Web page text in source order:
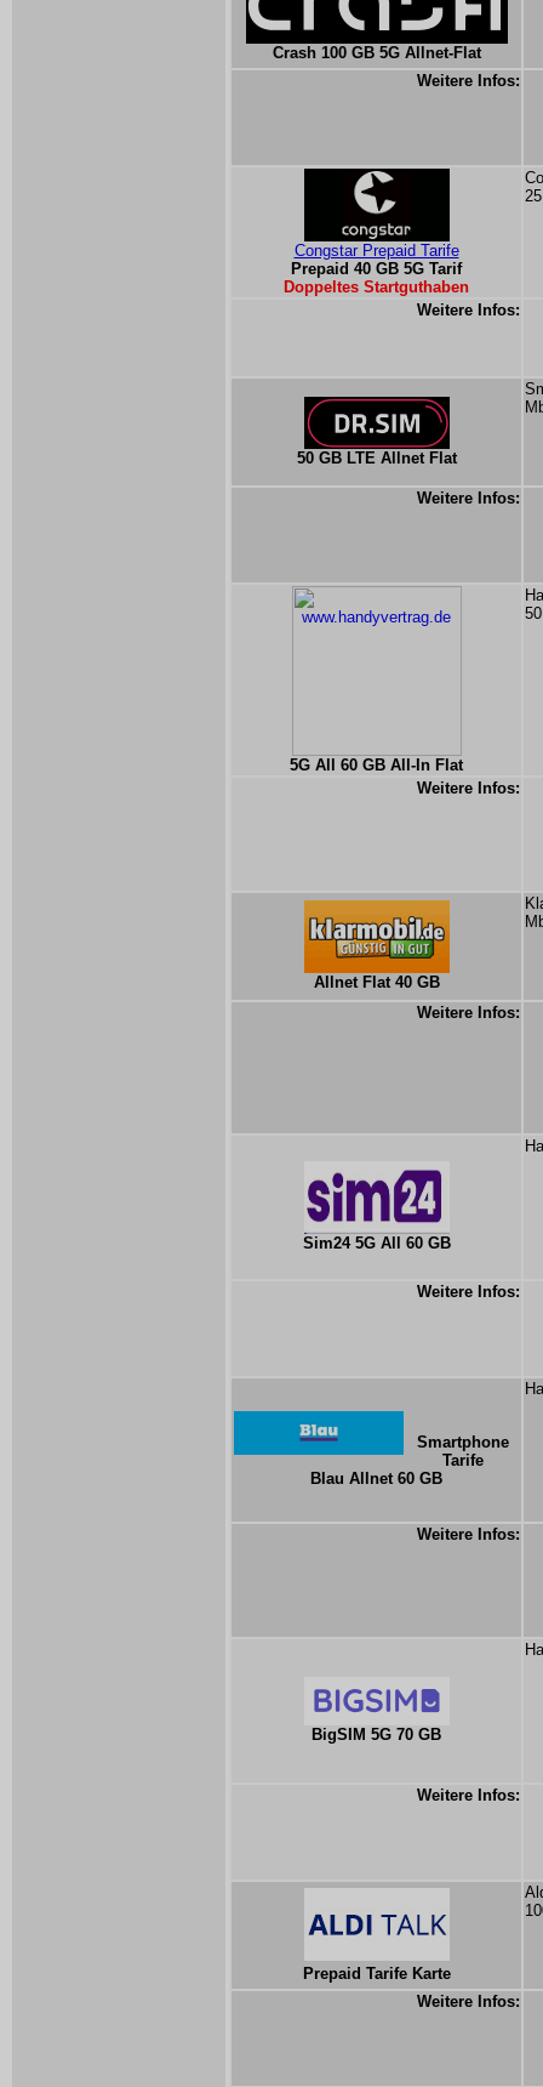
Crash 100 GB 5G Allnet-Flat
Weitere Infos:
Congstar Prepaid Tarife
Prepaid 40 GB 5G Tarif
Doppeltes Startguthaben
Weitere Infos:
50 GB LTE Allnet Flat
Weitere Infos:
5G All 60 GB All-In Flat
Weitere Infos:
Allnet Flat 40 GB
Weitere Infos:
Sim24 5G All 60 GB
Weitere Infos:
Smartphone
Tarife
Blau Allnet 60 GB
Weitere Infos:
BigSIM 5G 70 GB
Weitere Infos:
Prepaid Tarife Karte
Weitere Infos: